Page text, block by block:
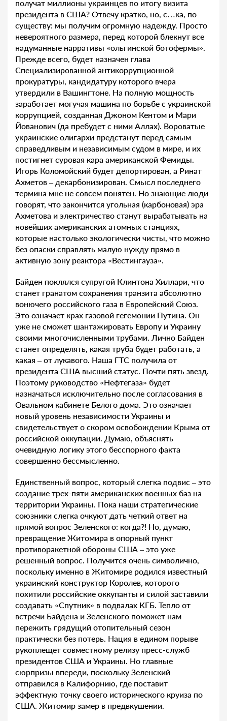
получат миллионы украинцев по итогу визита
президента в США? Отвечу кратко, но, с…ка, по
существу: мы получим огромную надежду. Просто
невероятного размера, перед которой блекнут все
надуманные нарративы «ольгинской ботофермы».
Прежде всего, будет назначен глава
Специализированной антикоррупционной
прокуратуры, кандидатуру которого вчера
утвердили в Вашингтоне. На полную мощность
заработает могучая машина по борьбе с украинской
коррупцией, созданная Джоном Кентом и Мари
Йованович (да пребудет с ними Аллах). Вороватые
украинские олигархи предстанут перед самым
справедливым и независимым судом в мире, и их
постигнет суровая кара американской Фемиды.
Игорь Коломойский будет депортирован, а Ринат
Ахметов – декарбонизирован. Смысл последнего
термина мне не совсем понятен. Но знающие люди
говорят, что закончится угольная (карбоновая) эра
Ахметова и электричество станут вырабатывать на
новейших американских атомных станциях,
которые настолько экологически чисты, что можно
без опаски справлять малую нужду прямо в
активную зону реактора «Вестингауза».
Байден поклялся супругой Клинтона Хиллари, что
станет гранатом сохранения транзита абсолютно
вонючего российского газа в Европейский Союз.
Это означает крах газовой гегемонии Путина. Он
уже не сможет шантажировать Европу и Украину
своими многочисленными трубами. Лично Байден
станет определять, какая труба будет работать, а
какая – от лукавого. Наша ГТС получила от
президента США высший статус. Почти пять звезд.
Поэтому руководство «Нефтегаза» будет
назначаться исключительно после согласования в
Овальном кабинете Белого дома. Это означает
новый уровень независимости Украины и
свидетельствует о скором освобождении Крыма от
российской оккупации. Думаю, объяснять
очевидную логику этого бесспорного факта
совершенно бессмысленно.
Единственный вопрос, который слегка подвис – это
создание трех-пяти американских военных баз на
территории Украины. Пока наши стратегические
союзники слегка очкуют дать четкий ответ на
прямой вопрос Зеленского: когда?! Но, думаю,
превращение Житомира в опорный пункт
противоракетной обороны США – это уже
решенный вопрос. Получится очень символично,
поскольку именно в Житомире родился известный
украинский конструктор Королев, которого
похитили российские оккупанты и силой заставили
создавать «Спутник» в подвалах КГБ. Тепло от
встречи Байдена и Зеленского поможет нам
пережить грядущий отопительный сезон
практически без потерь. Нация в едином порыве
рукоплещет совместному релизу пресс-служб
президентов США и Украины. Но главные
сюрпризы впереди, поскольку Зеленский
отправился в Калифорнию, где поставит
эффектную точку своего исторического круиза по
США. Житомир замер в предвкушении.